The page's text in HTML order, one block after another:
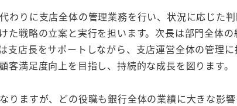
わりに支店全体の管理業務を行い、状況に応じた
た戦略の立案と実行を担います。次長は部門全体
支店長をサポートしながら、支店運営全体の管理
客満足度向上を目指し、持続的な成長を図ります。
りますが、どの役職も銀行全体の業績に大きな影響